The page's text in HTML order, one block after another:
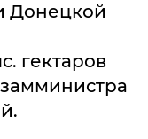
Донецкой
гектаров